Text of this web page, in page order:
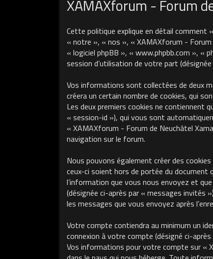
XAMAXforum - Forum
Cette politique explique en détail comment
« notre », « nos », « XAMAXforum -
« logiciel phpBB », « www.phpbb.com », «
session d’utilisation de votre part
Vos informations sont collectées de deux
créera un certain nombre de cookies, qui
Les deux premiers cookies ne contiennent
« session-id »), qui vous sont
« XAMAXforum - Forum de Neuchâtel
navigation sur le forum.
Nous pouvons également créer des
ceux-ci soient hors de portée du document
l’information que vous nous envoyez et
(désignée ci-après par « messages invités
les messages que vous envoyez après
Votre compte contiendra au minimum un
connexion à votre compte (désigné ci-
Vos informations pour votre compte sur «